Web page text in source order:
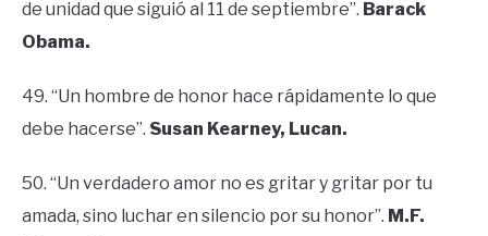
de unidad que siguió al 11 de septiembre”. Barack
Obama.
49. “Un hombre de honor hace rápidamente lo que
debe hacerse”. Susan Kearney, Lucan.
50. “Un verdadero amor no es gritar y gritar por tu
amada, sino luchar en silencio por su honor”. M.F.